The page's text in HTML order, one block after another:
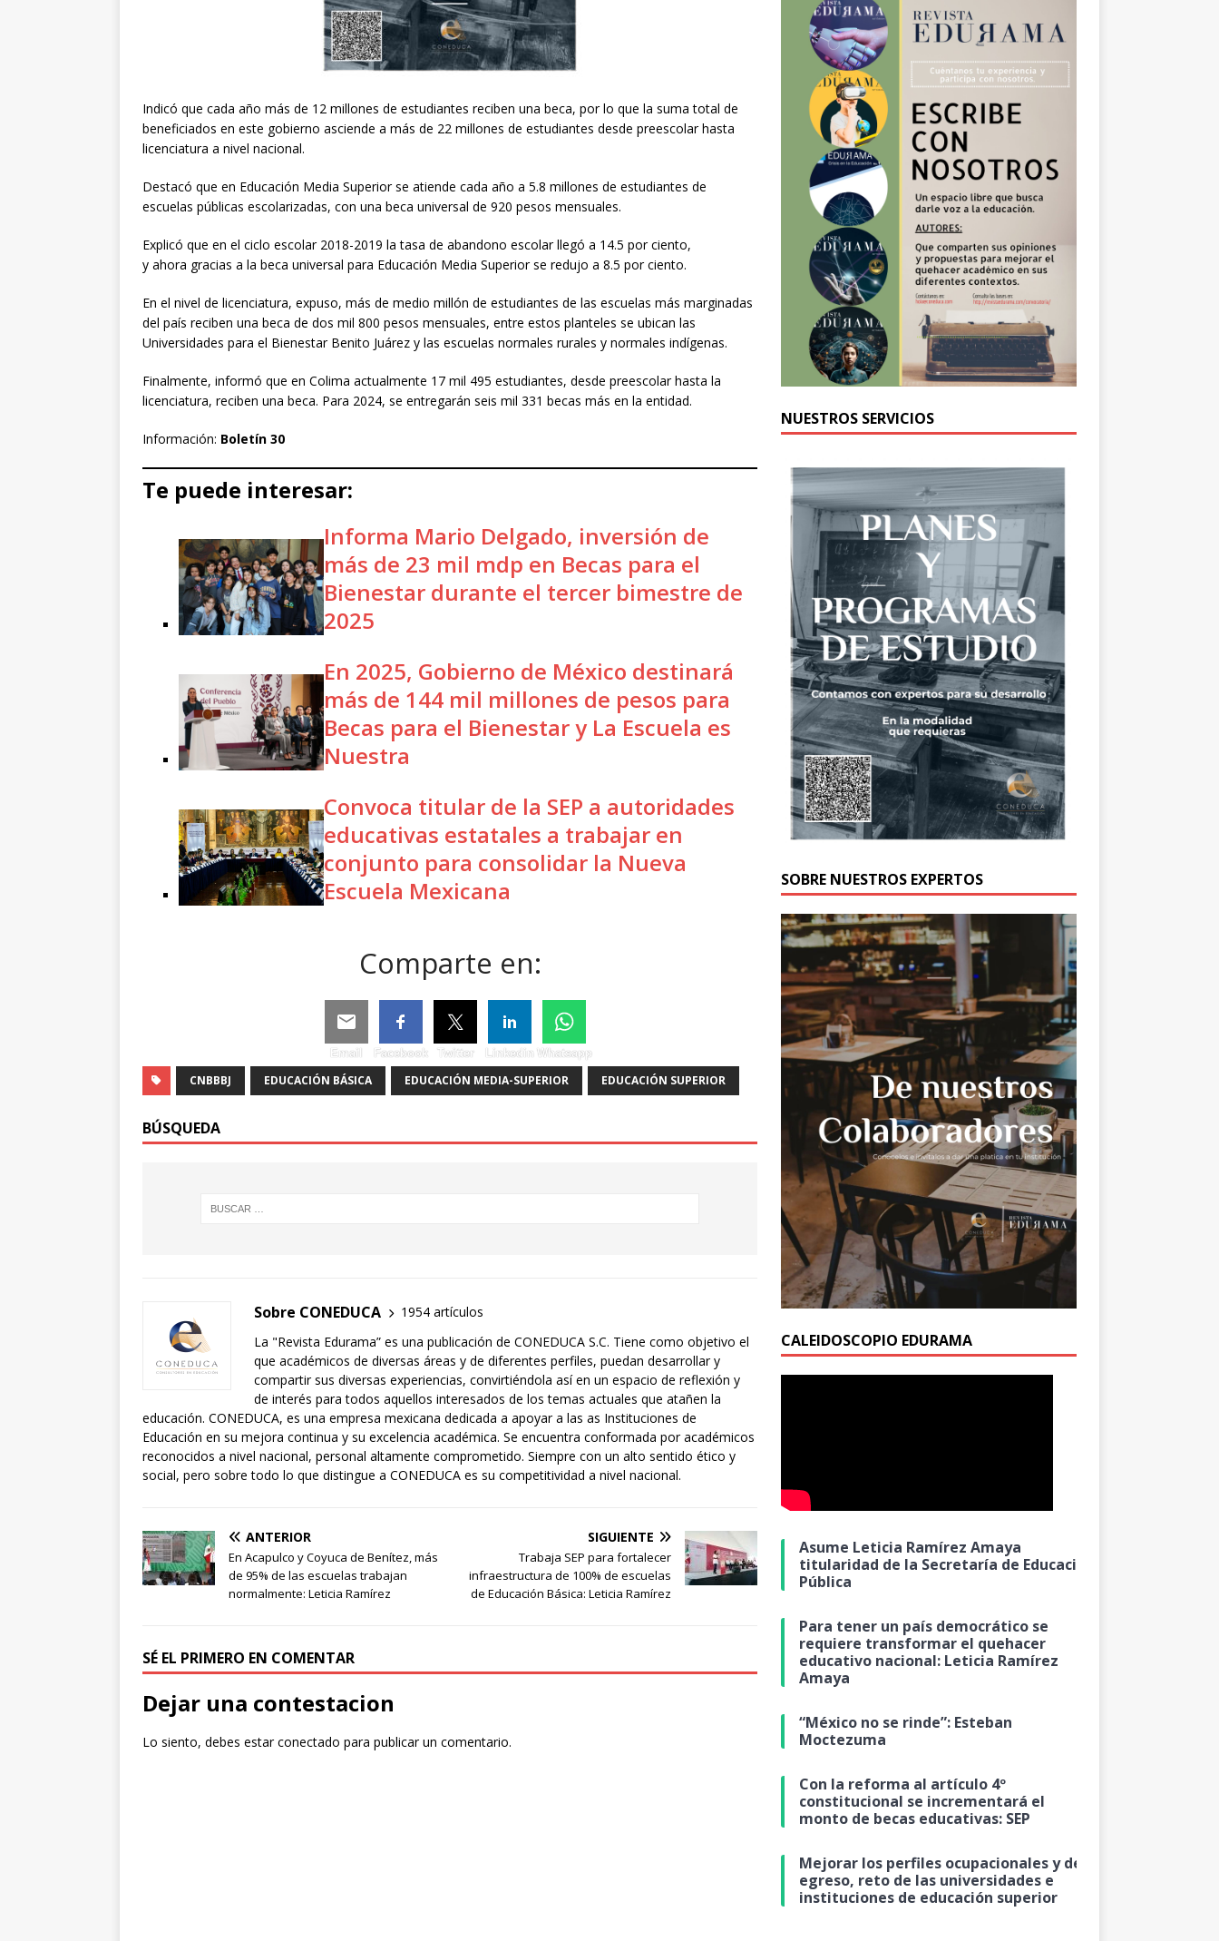
Indicó que cada año más de 12 millones de estudiantes reciben una beca, por lo que la suma total de
beneficiados en este gobierno asciende a más de 22 millones de estudiantes desde preescolar hasta
licenciatura a nivel nacional.
Destacó que en Educación Media Superior se atiende cada año a 5.8 millones de estudiantes de
escuelas públicas escolarizadas, con una beca universal de 920 pesos mensuales.
Explicó que en el ciclo escolar 2018-2019 la tasa de abandono escolar llegó a 14.5 por ciento,
y ahora gracias a la beca universal para Educación Media Superior se redujo a 8.5 por ciento.
En el nivel de licenciatura, expuso, más de medio millón de estudiantes de las escuelas más marginadas
del país reciben una beca de dos mil 800 pesos mensuales, entre estos planteles se ubican las
Universidades para el Bienestar Benito Juárez y las escuelas normales rurales y normales indígenas.
Finalmente, informó que en Colima actualmente 17 mil 495 estudiantes, desde preescolar hasta la
licenciatura, reciben una beca. Para 2024, se entregarán seis mil 331 becas más en la entidad.
Información: Boletín 30
Te puede interesar:
Informa Mario Delgado, inversión de
más de 23 mil mdp en Becas para el
Bienestar durante el tercer bimestre de
2025
En 2025, Gobierno de México destinará
más de 144 mil millones de pesos para
Becas para el Bienestar y La Escuela es
Nuestra
Convoca titular de la SEP a autoridades
educativas estatales a trabajar en
conjunto para consolidar la Nueva
Escuela Mexicana
Comparte en:
Email Facebook Twitter Linkedin Whatsapp
CNBBBJ EDUCACIÓN BÁSICA EDUCACIÓN MEDIA-SUPERIOR EDUCACIÓN SUPERIOR
BÚSQUEDA
Sobre CONEDUCA
1954 artículos
La "Revista Edurama” es una publicación de CONEDUCA S.C. Tiene como objetivo el
que académicos de diversas áreas y de diferentes perfiles, puedan desarrollar y
compartir sus diversas experiencias, convirtiéndola así en un espacio de reflexión y
de interés para todos aquellos interesados de los temas actuales que atañen la
educación. CONEDUCA, es una empresa mexicana dedicada a apoyar a las as Instituciones de
Educación en su mejora continua y su excelencia académica. Se encuentra conformada por académicos
reconocidos a nivel nacional, personal altamente comprometido. Siempre con un alto sentido ético y
social, pero sobre todo lo que distingue a CONEDUCA es su competitividad a nivel nacional.
ANTERIOR
En Acapulco y Coyuca de Benítez, más
de 95% de las escuelas trabajan
normalmente: Leticia Ramírez
SIGUIENTE
Trabaja SEP para fortalecer
infraestructura de 100% de escuelas
de Educación Básica: Leticia Ramírez
SÉ EL PRIMERO EN COMENTAR
Dejar una contestacion
Lo siento, debes estarconectado para publicar un comentario.
NUESTROS SERVICIOS
SOBRE NUESTROS EXPERTOS
CALEIDOSCOPIO EDURAMA
Asume Leticia Ramírez Amaya
titularidad de la Secretaría de Educación
Pública
Para tener un país democrático se
requiere transformar el quehacer
educativo nacional: Leticia Ramírez
Amaya
“México no se rinde”: Esteban
Moctezuma
Con la reforma al artículo 4º
constitucional se incrementará el
monto de becas educativas: SEP
Mejorar los perfiles ocupacionales y de
egreso, reto de las universidades e
instituciones de educación superior